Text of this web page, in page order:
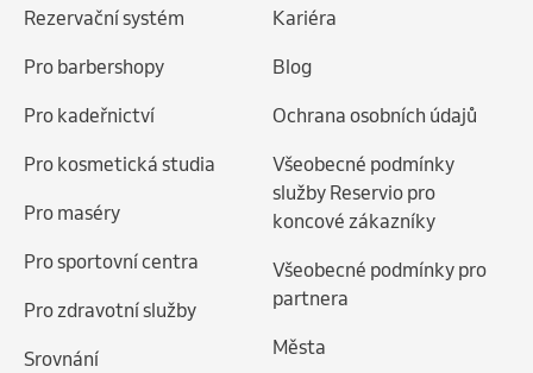
Rezervační systém
Pro barbershopy
Pro kadeřnictví
Pro kosmetická studia
Pro maséry
Pro sportovní centra
Pro zdravotní služby
Srovnání
Kariéra
Blog
Ochrana osobních údajů
Všeobecné podmínky
služby Reservio pro
koncové zákazníky
Všeobecné podmínky pro
partnera
Města